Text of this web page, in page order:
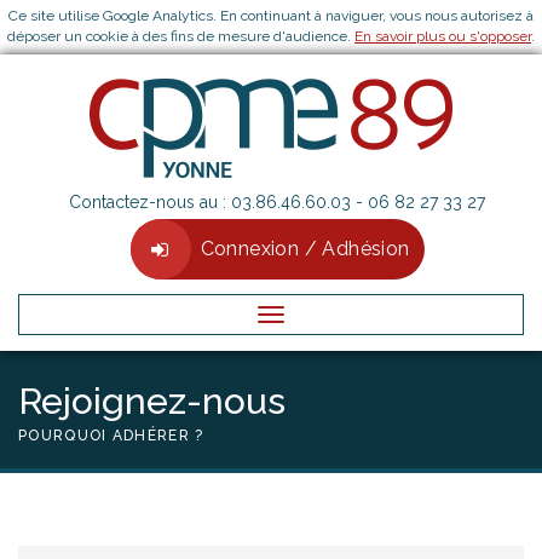
Ce site utilise Google Analytics. En continuant à naviguer, vous nous autorisez à
déposer un cookie à des fins de mesure d'audience. En savoir plus ou s'opposer.
Contactez-nous au : 03.86.46.60.03 - 06 82 27 33 27
Connexion / Adhésion
Menu
Rejoignez-nous
POURQUOI ADHÉRER ?